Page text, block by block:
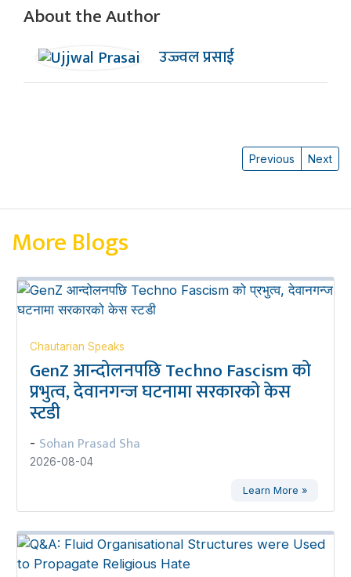
About the Author
उज्ज्वल प्रसाई
Previous Next
More Blogs
Chautarian Speaks
GenZ आन्दोलनपछि Techno Fascism को
प्रभुत्व, देवानगन्ज घटनामा सरकारको केस
स्टडी
- Sohan Prasad Sha
2026-08-04
Learn More »